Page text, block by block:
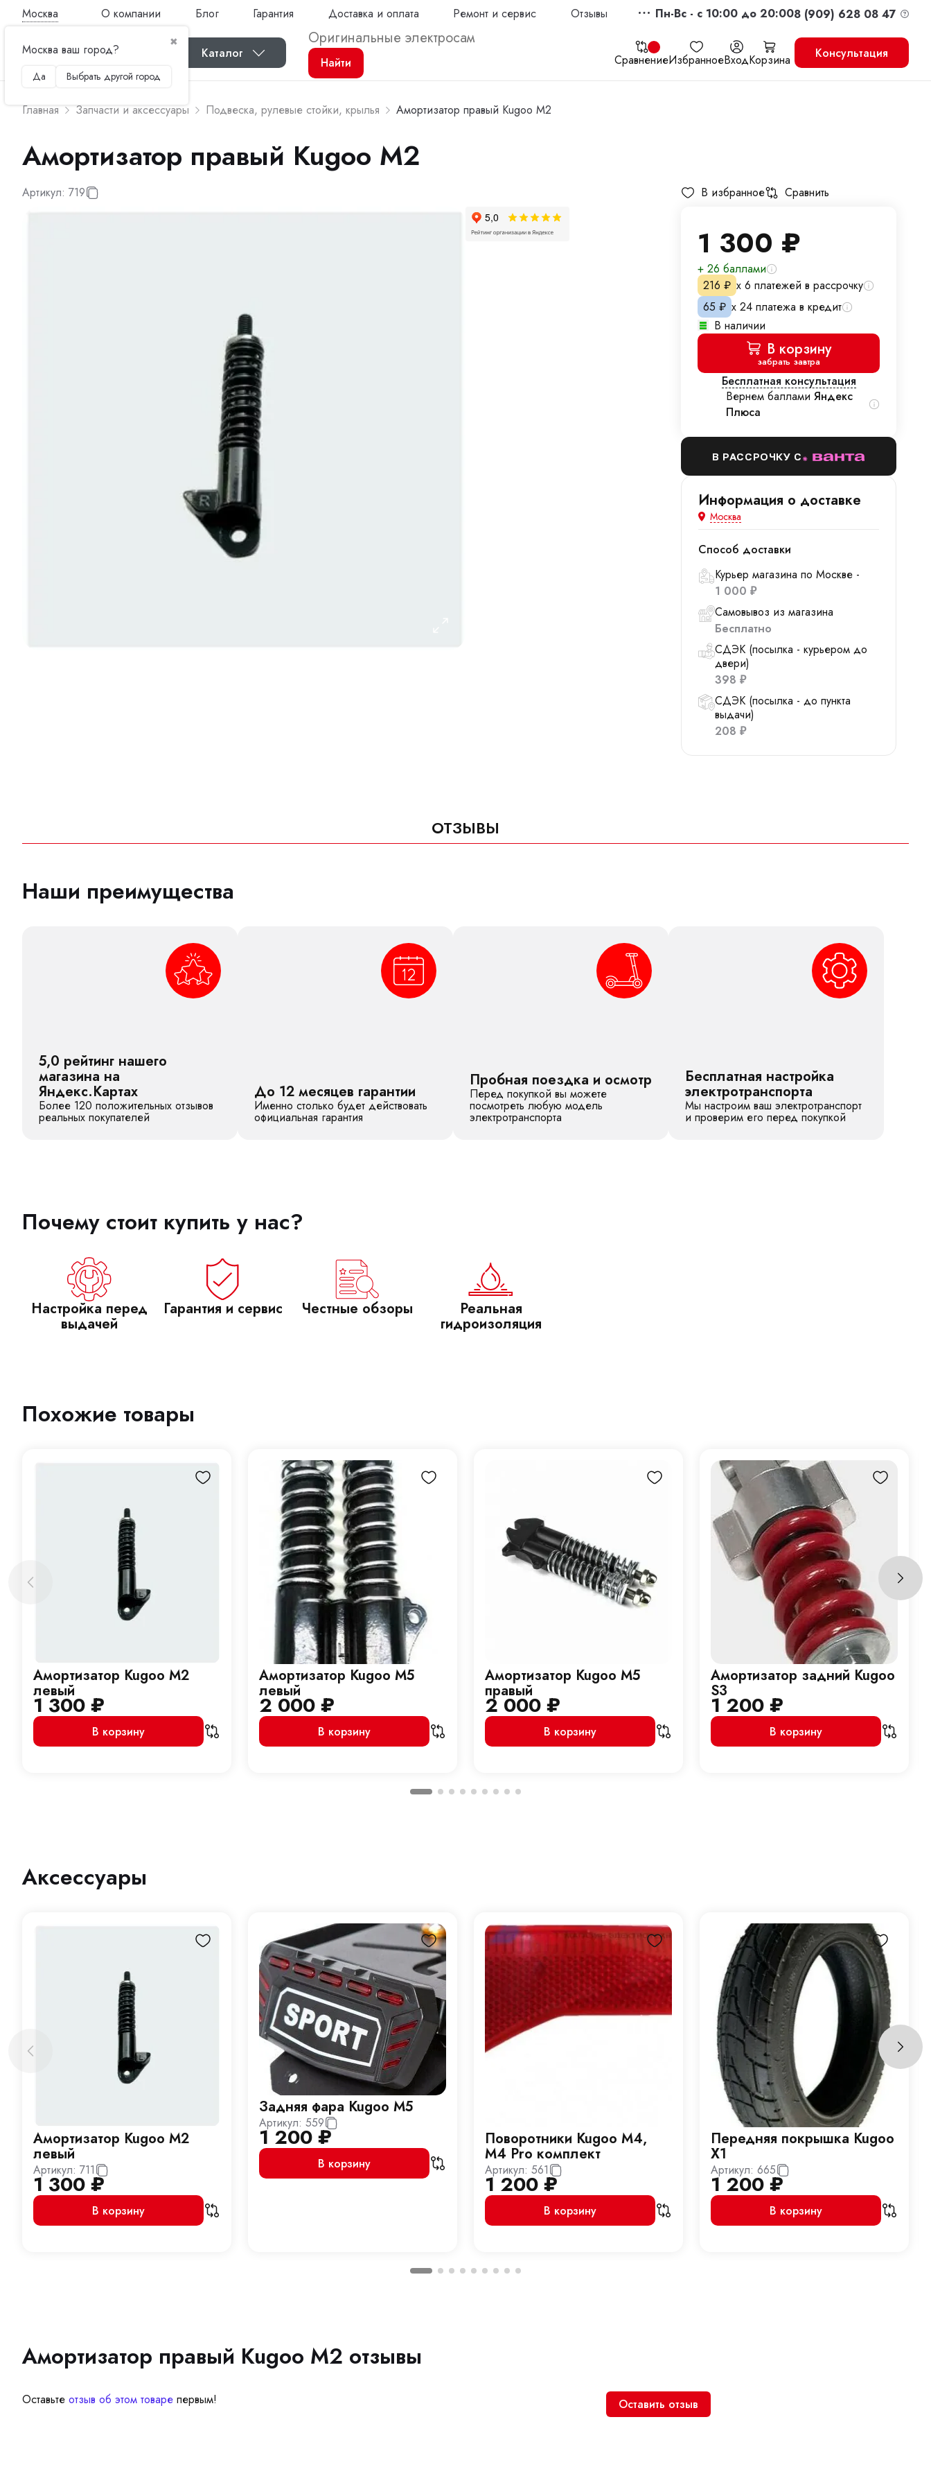
Москва
✖
Москва ваш город?
Да Выбрать другой город
О компании Блог Гарантия Доставка и оплата Ремонт и сервис Отзывы Пн-Вс - c 10:00 до 20:008 (909) 628 08 47
Каталог СравнениеИзбранноеВходКорзина
Найти
Консультация
Главная Запчасти и аксессуары Подвеска, рулевые стойки, крылья Амортизатор правый Kugoo M2
Амортизатор правый Kugoo M2
Артикул: 719 В избранное Сравнить
1 300 ₽
+ 26 баллами
216 ₽ х 6 платежей в рассрочку
65 ₽ х 24 платежа в кредит
В наличии
В корзину
забрать завтра
Бесплатная консультация
Вернем баллами Яндекс
Плюса
В РАССРОЧКУ С
Информация о доставке
Москва
Способ доставки
Курьер магазина по Москве -
1 000 ₽
Самовывоз из магазина
Бесплатно
СДЭК (посылка - курьером до
двери)
398 ₽
СДЭК (посылка - до пункта
выдачи)
208 ₽
ОТЗЫВЫ
Наши преимущества
5,0 рейтинг нашего
магазина на
Яндекс.Картах
Более 120 положительных отзывов
реальных покупателей
До 12 месяцев гарантии
Именно столько будет действовать
официальная гарантия
Пробная поездка и осмотр
Перед покупкой вы можете
посмотреть любую модель
электротранспорта
Бесплатная настройка
электротранспорта
Мы настроим ваш электротранспорт
и проверим его перед покупкой
Почему стоит купить у нас?
Настройка перед
выдачей
Гарантия и сервис Честные обзоры Реальная
гидроизоляция
Похожие товары
Амортизатор Kugoo M2
левый
1 300₽
В корзину
Амортизатор Kugoo M5
левый
2 000₽
В корзину
Амортизатор Kugoo M5
правый
2 000₽
В корзину
Амортизатор задний Kugoo
S3
1 200₽
В корзину
Аксессуары
Амортизатор Kugoo M2
левый
Артикул: 711
1 300₽
В корзину
Задняя фара Kugoo M5
Артикул: 559
1 200₽
В корзину
Поворотники Kugoo M4,
M4 Pro комплект
Артикул: 561
1 200₽
В корзину
Передняя покрышка Kugoo
X1
Артикул: 665
1 200₽
В корзину
Амортизатор правый Kugoo M2 отзывы
Оставьте отзыв об этом товаре первым! Оставить отзыв